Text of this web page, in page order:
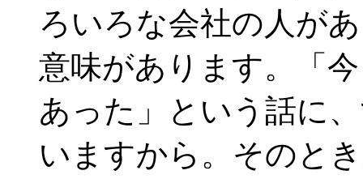
ろいろな会社の人が
意味があります。「
あった」という話に
いますから。そのと